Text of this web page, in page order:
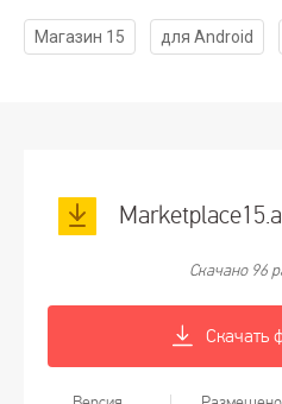
Магазин 15 для Android
Скачано 96
Скачать